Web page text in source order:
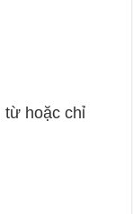
từ hoặc chỉ